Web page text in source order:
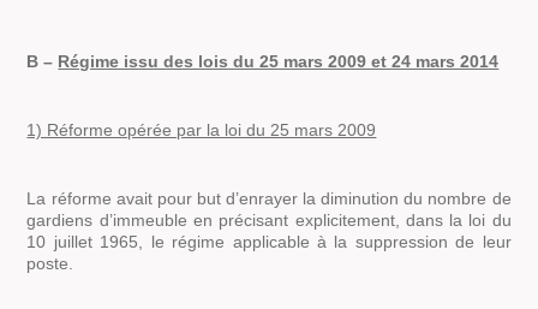
B – Régime issu des lois du 25 mars 2009 et 24 mars 2014
1) Réforme opérée par la loi du 25 mars 2009
La réforme avait pour but d’enrayer la diminution du nombre de
gardiens d’immeuble en précisant explicitement, dans la loi du
10 juillet 1965, le régime applicable à la suppression de leur
poste.